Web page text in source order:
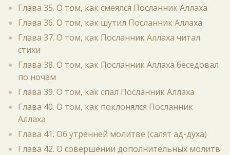
Глава 35. О том, как смеялся Посланник Аллаха
Глава 36. О том, как шутил Посланник Аллаха
Глава 37. О том, как Посланник Аллаха читал
стихи
Глава 38. О том, как Посланник Аллаха беседовал
по ночам
Глава 39. О том, как спал Посланник Аллаха
Глава 40. О том, как поклонялся Посланник
Аллаха
Глава 41. Об утренней молитве (салят ад-духа)
Глава 42. О совершении дополнительных молитв